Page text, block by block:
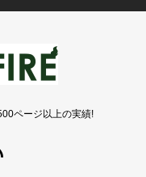
ページ以上の実績!